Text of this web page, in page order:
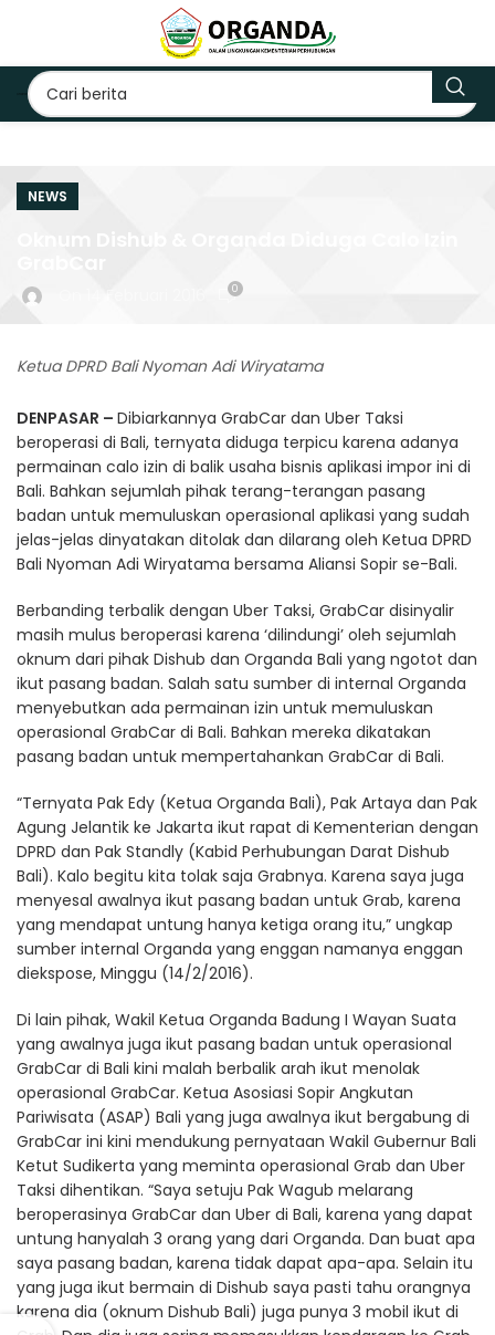
NEWS
0
Ketua DPRD Bali Nyoman Adi Wiryatama
DENPASAR – Dibiarkannya GrabCar dan Uber Taksi
beroperasi di Bali, ternyata diduga terpicu karena adanya
permainan calo izin di balik usaha bisnis aplikasi impor ini di
Bali. Bahkan sejumlah pihak terang-terangan pasang
badan untuk memuluskan operasional aplikasi yang sudah
jelas-jelas dinyatakan ditolak dan dilarang oleh Ketua DPRD
Bali Nyoman Adi Wiryatama bersama Aliansi Sopir se-Bali.
Berbanding terbalik dengan Uber Taksi, GrabCar disinyalir
masih mulus beroperasi karena ‘dilindungi’ oleh sejumlah
oknum dari pihak Dishub dan Organda Bali yang ngotot dan
ikut pasang badan. Salah satu sumber di internal Organda
menyebutkan ada permainan izin untuk memuluskan
operasional GrabCar di Bali. Bahkan mereka dikatakan
pasang badan untuk mempertahankan GrabCar di Bali.
“Ternyata Pak Edy (Ketua Organda Bali), Pak Artaya dan Pak
Agung Jelantik ke Jakarta ikut rapat di Kementerian dengan
DPRD dan Pak Standly (Kabid Perhubungan Darat Dishub
Bali). Kalo begitu kita tolak saja Grabnya. Karena saya juga
menyesal awalnya ikut pasang badan untuk Grab, karena
yang mendapat untung hanya ketiga orang itu,” ungkap
sumber internal Organda yang enggan namanya enggan
diekspose, Minggu (14/2/2016).
Di lain pihak, Wakil Ketua Organda Badung I Wayan Suata
yang awalnya juga ikut pasang badan untuk operasional
GrabCar di Bali kini malah berbalik arah ikut menolak
operasional GrabCar. Ketua Asosiasi Sopir Angkutan
Pariwisata (ASAP) Bali yang juga awalnya ikut bergabung di
GrabCar ini kini mendukung pernyataan Wakil Gubernur Bali
Ketut Sudikerta yang meminta operasional Grab dan Uber
Taksi dihentikan. “Saya setuju Pak Wagub melarang
beroperasinya GrabCar dan Uber di Bali, karena yang dapat
untung hanyalah 3 orang yang dari Organda. Dan buat apa
saya pasang badan, karena tidak dapat apa-apa. Selain itu
yang juga ikut bermain di Dishub saya pasti tahu orangnya
karena dia (oknum Dishub Bali) juga punya 3 mobil ikut di